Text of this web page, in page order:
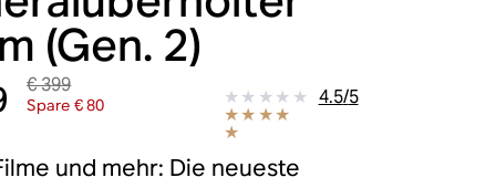
(Gen. 2)
€ 399
Spare € 80 4.5/5
und mehr: Die neueste